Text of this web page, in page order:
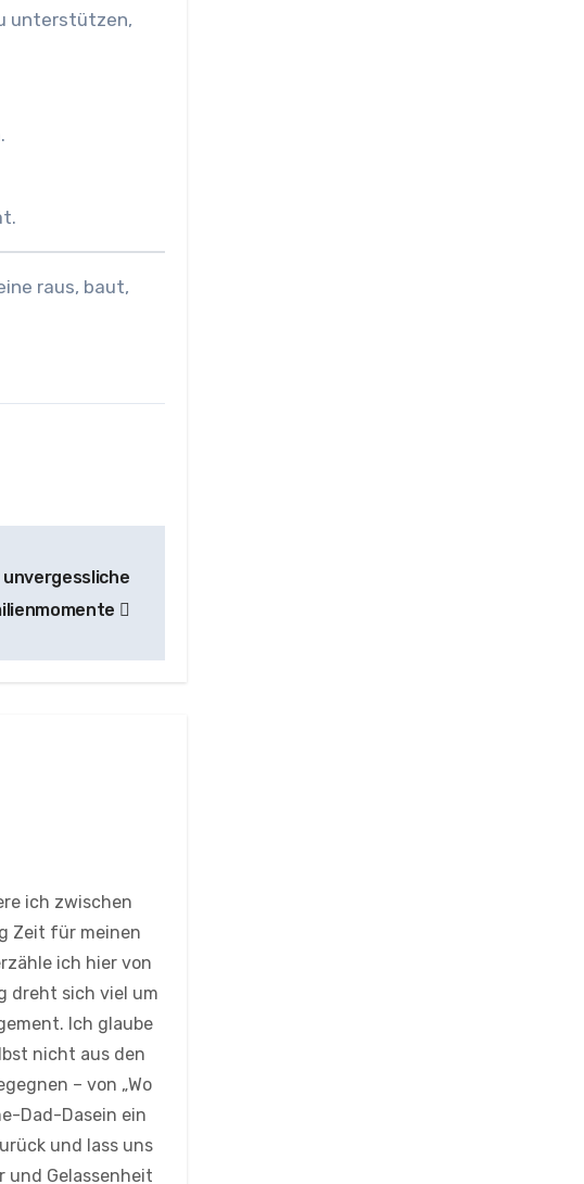
unterstützen,
raus, baut,
ich zwischen
Zeit für meinen
ich hier von
dreht sich viel um
Ich glaube
nicht aus den
– von „Wo
Dad-Dasein ein
und lass uns
und Gelassenheit